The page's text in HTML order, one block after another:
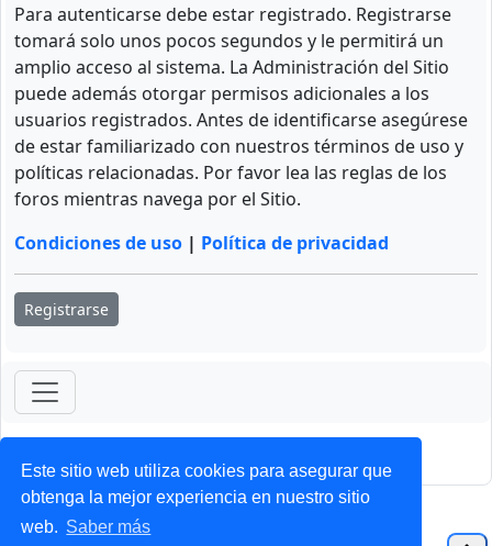
Este sitio web utiliza cookies para asegurar que
obtenga la mejor experiencia en nuestro sitio
web. Saber más
Para autenticarse debe estar registrado. Registrarse
tomará solo unos pocos segundos y le permitirá un
amplio acceso al sistema. La Administración del Sitio
puede además otorgar permisos adicionales a los
usuarios registrados. Antes de identificarse asegúrese
de estar familiarizado con nuestros términos de uso y
políticas relacionadas. Por favor lea las reglas de los
foros mientras navega por el Sitio.
Condiciones de uso | Política de privacidad
Registrarse
ForoClub 2025
Privacidad| Condiciones